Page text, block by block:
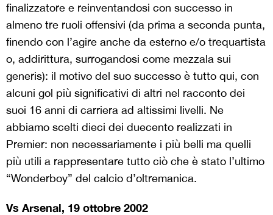
finalizzatore e reinventandosi con successo in
almeno tre ruoli offensivi (da prima a seconda punta,
finendo con l’agire anche da esterno e/o trequartista
o, addirittura, surrogandosi come mezzala sui
generis): il motivo del suo successo è tutto qui, con
alcuni gol più significativi di altri nel racconto dei
suoi 16 anni di carriera ad altissimi livelli. Ne
abbiamo scelti dieci dei duecento realizzati in
Premier: non necessariamente i più belli ma quelli
più utili a rappresentare tutto ciò che è stato l’ultimo
“Wonderboy” del calcio d’oltremanica.
Vs Arsenal, 19 ottobre 2002